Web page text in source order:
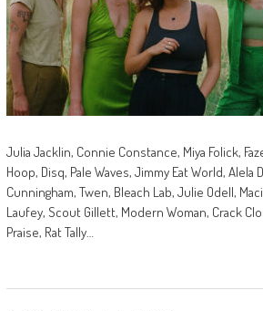
Julia Jacklin, Connie Constance, Miya Folick,
Hoop, Disq, Pale Waves, Jimmy Eat World, Alela
Cunningham, Twen, Bleach Lab, Julie Odell,
Laufey, Scout Gillett, Modern Woman, Crack
Praise, Rat Tally…